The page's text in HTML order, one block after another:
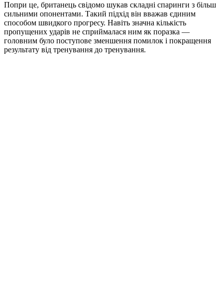
Попри це, британець свідомо шукав складні спаринги з більш
сильними опонентами. Такий підхід він вважав єдиним
способом швидкого прогресу. Навіть значна кількість
пропущених ударів не сприймалася ним як поразка —
головним було поступове зменшення помилок і покращення
результату від тренування до тренування.